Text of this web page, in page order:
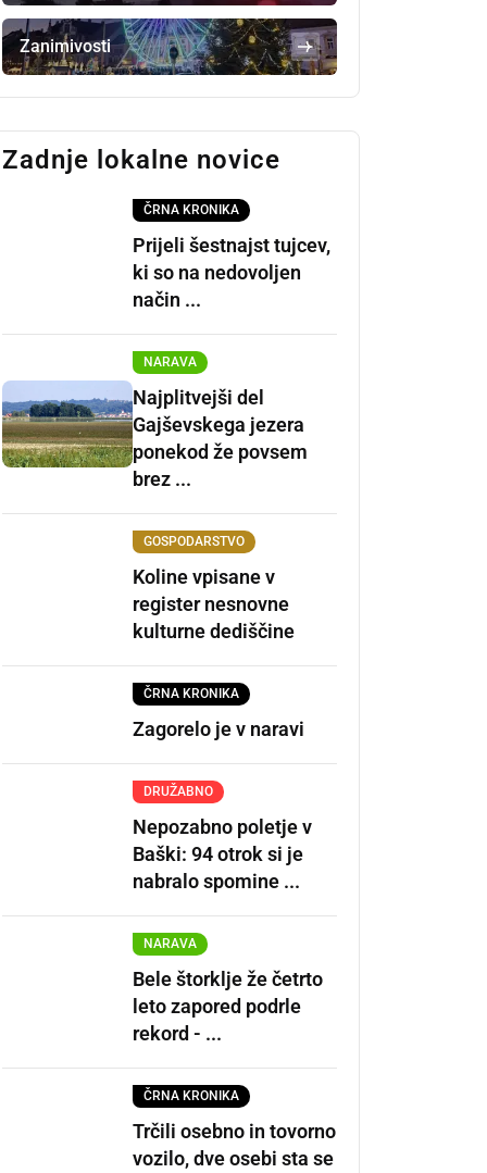
Zanimivosti
Zadnje lokalne novice
ČRNA KRONIKA
Prijeli šestnajst tujcev,
ki so na nedovoljen
način ...
NARAVA
Najplitvejši del
Gajševskega jezera
ponekod že povsem
brez ...
GOSPODARSTVO
Koline vpisane v
register nesnovne
kulturne dediščine
ČRNA KRONIKA
Zagorelo je v naravi
DRUŽABNO
Nepozabno poletje v
Baški: 94 otrok si je
nabralo spomine ...
NARAVA
Bele štorklje že četrto
leto zapored podrle
rekord - ...
ČRNA KRONIKA
Trčili osebno in tovorno
vozilo, dve osebi sta se